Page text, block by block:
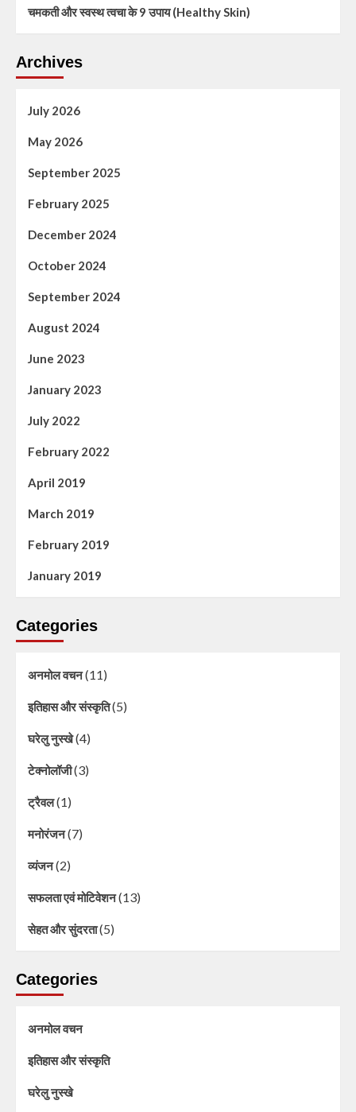
चमकती और स्वस्थ त्वचा के 9 उपाय (Healthy Skin)
Archives
July 2026
May 2026
September 2025
February 2025
December 2024
October 2024
September 2024
August 2024
June 2023
January 2023
July 2022
February 2022
April 2019
March 2019
February 2019
January 2019
Categories
अनमोल वचन(11)
इतिहास और संस्कृति(5)
घरेलु नुस्खे(4)
टेक्नोलॉजी(3)
ट्रैवल(1)
मनोरंजन(7)
व्यंजन(2)
सफलता एवं मोटिवेशन(13)
सेहत और सुंदरता(5)
Categories
अनमोल वचन
इतिहास और संस्कृति
घरेलु नुस्खे